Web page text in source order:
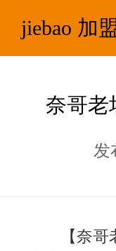
jiebao 加
奈哥老
发
【奈